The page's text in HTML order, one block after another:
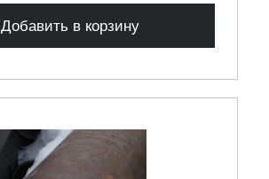
Добавить в корзину